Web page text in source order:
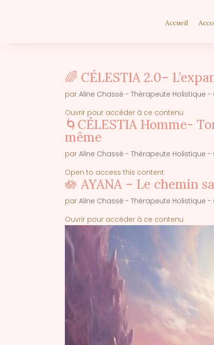
Accueil
🌈 CÉLESTIA 2.0–
parAline Chassé - Thérapeute Holistique
Ouvrir pour accéder à ce contenu
🌀CÉLESTIA Homme-
même
parAline Chassé - Thérapeute Holistique
Open to access this content
🪷 AYANA – Le chemin
parAline Chassé - Thérapeute Holistique
Ouvrir pour accéder à ce contenu